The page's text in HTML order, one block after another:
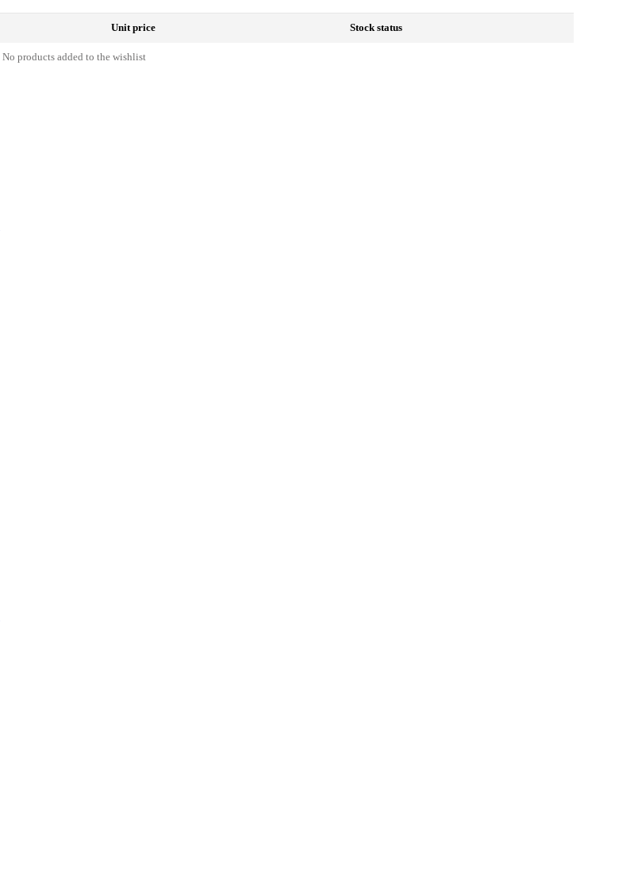
Unit price Stock status
No products added to the wishlist